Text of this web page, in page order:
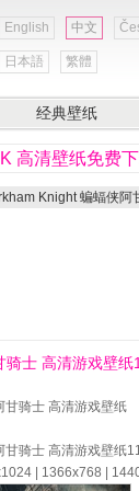
English 中文
日本語 繁體
经典壁纸
高清壁纸免费
Knight 蝙蝠侠阿
士 高清游戏壁纸
甘骑士 高清游戏壁纸
甘骑士 高清游戏壁纸
| 1366x768 |